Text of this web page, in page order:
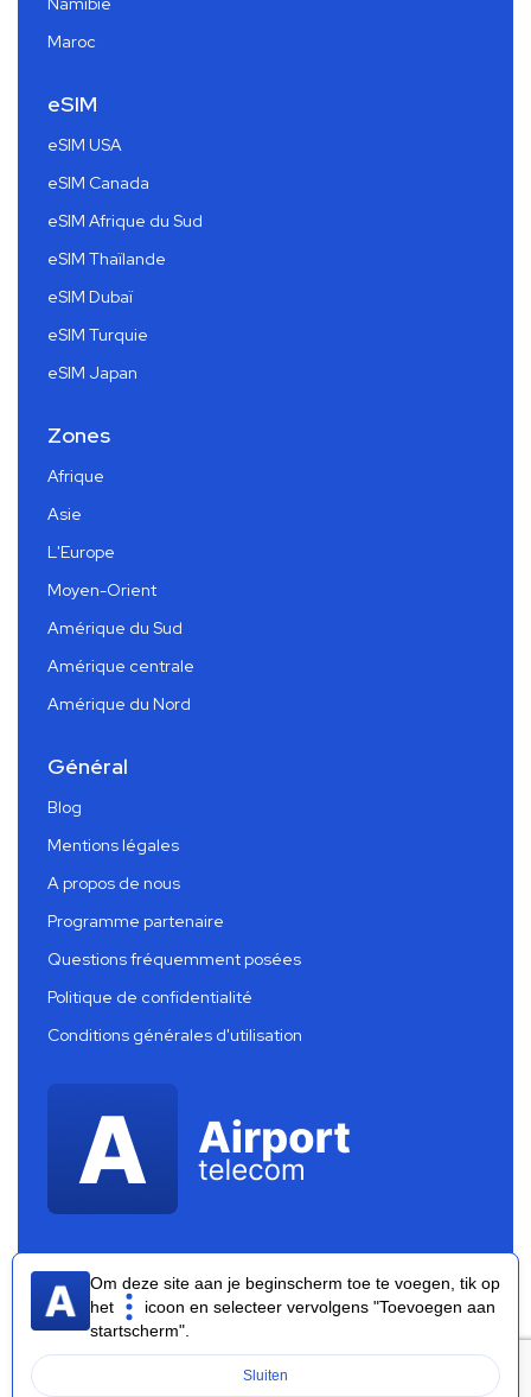
Maroc
eSIM
eSIM USA
eSIM Canada
eSIM Afrique du Sud
eSIM Thaïlande
eSIM Dubaï
eSIM Turquie
eSIM Japan
Zones
Afrique
Asie
L'Europe
Moyen-Orient
Amérique du Sud
Amérique centrale
Amérique du Nord
Général
Blog
Mentions légales
A propos de nous
Programme partenaire
Questions fréquemment posées
Politique de confidentialité
Conditions générales d'utilisation
Airport Telecom 2026 ®
Om deze site aan je beginscherm toe te voegen, tik op
het
icoon en selecteer vervolgens "Toevoegen aan
startscherm".
Sluiten